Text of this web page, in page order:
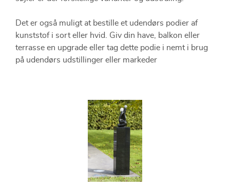
Det er også muligt at bestille et udendørs podier af
kunststof i sort eller hvid. Giv din have, balkon eller
terrasse en upgrade eller tag dette podie i nemt i brug
på udendørs udstillinger eller markeder